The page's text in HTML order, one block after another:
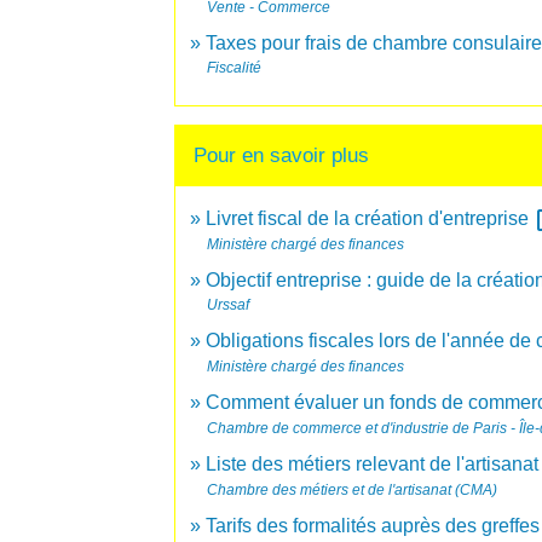
Vente - Commerce
Taxes pour frais de chambre consulaire
Fiscalité
Pour en savoir plus
Livret fiscal de la création d'entreprise
Ministère chargé des finances
Objectif entreprise : guide de la
Urssaf
Obligations fiscales lors de l'année de
Ministère chargé des finances
Comment évaluer un fonds de
Chambre de commerce et d'industrie de Paris -
Liste des métiers relevant de l'artisanat
Chambre des métiers et de l'artisanat (CMA)
Tarifs des formalités auprès des